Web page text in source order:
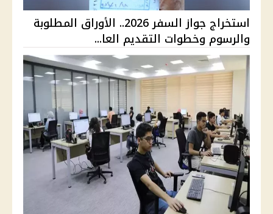
استخراج جواز السفر 2026.. الأوراق المطلوبة
والرسوم وخطوات التقديم العا...